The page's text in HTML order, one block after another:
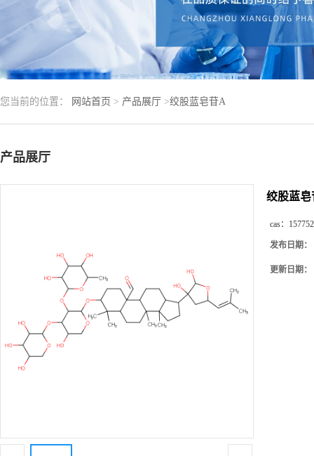
您当前的位置： 网站首页 > 产品展厅 >绞股蓝皂苷A
产品展厅
绞股蓝
cas：
发布日期：
更新日期：